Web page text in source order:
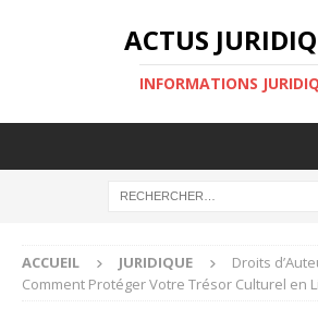
ACTUS
INFORMATIONS
ACCUEIL JURIDIQUE
Droits
Comment Protéger Votre Trésor Culturel en